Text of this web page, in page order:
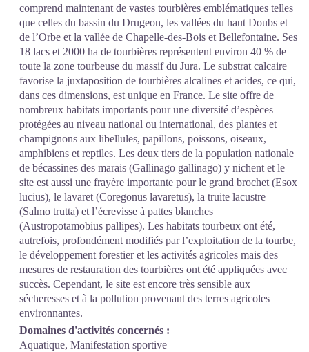
comprend maintenant de vastes tourbières emblématiques telles
que celles du bassin du Drugeon, les vallées du haut Doubs et
de l’Orbe et la vallée de Chapelle-des-Bois et Bellefontaine. Ses
18 lacs et 2000 ha de tourbières représentent environ 40 % de
toute la zone tourbeuse du massif du Jura. Le substrat calcaire
favorise la juxtaposition de tourbières alcalines et acides, ce qui,
dans ces dimensions, est unique en France. Le site offre de
nombreux habitats importants pour une diversité d’espèces
protégées au niveau national ou international, des plantes et
champignons aux libellules, papillons, poissons, oiseaux,
amphibiens et reptiles. Les deux tiers de la population nationale
de bécassines des marais (Gallinago gallinago) y nichent et le
site est aussi une frayère importante pour le grand brochet (Esox
lucius), le lavaret (Coregonus lavaretus), la truite lacustre
(Salmo trutta) et l’écrevisse à pattes blanches
(Austropotamobius pallipes). Les habitats tourbeux ont été,
autrefois, profondément modifiés par l’exploitation de la tourbe,
le développement forestier et les activités agricoles mais des
mesures de restauration des tourbières ont été appliquées avec
succès. Cependant, le site est encore très sensible aux
sécheresses et à la pollution provenant des terres agricoles
environnantes.
Domaines d'activités concernés :
Aquatique, Manifestation sportive